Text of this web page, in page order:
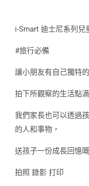
i-Smart 迪士尼系列兒
#旅行必備
讓小朋友有自己獨特
拍下所觀察的生活點
我們家長也可以透過
的人和事物，
送孩子一份成長回憶
拍照 錄影 打印